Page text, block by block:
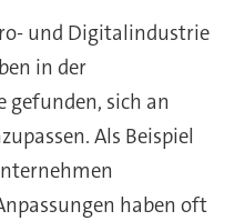
und Digitalindustrie
in der
gefunden, sich an
Als Beispiel
haben oft